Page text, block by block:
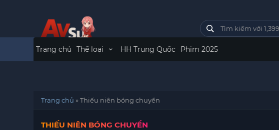
Trang chủ Thể loại HH Trung Quốc Phim 2025
Trang chủ »Thiếu niên bóng chuyền
THIẾU NIÊN BÓNG CHUYỀN